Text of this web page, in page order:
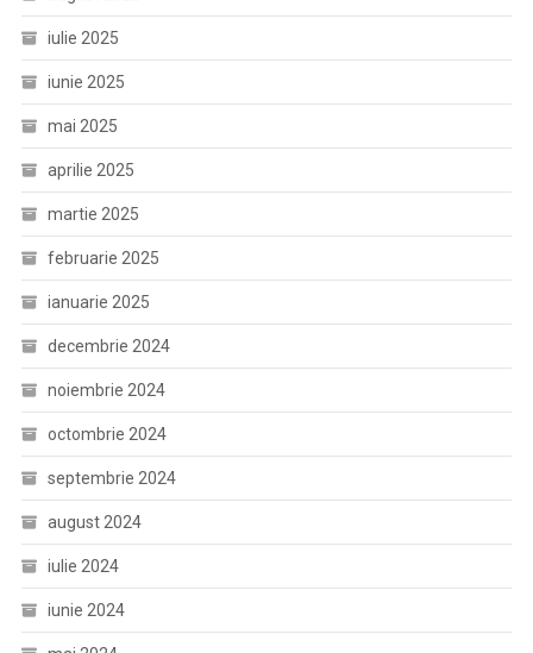
iulie 2025
iunie 2025
mai 2025
aprilie 2025
martie 2025
februarie 2025
ianuarie 2025
decembrie 2024
noiembrie 2024
octombrie 2024
septembrie 2024
august 2024
iulie 2024
iunie 2024